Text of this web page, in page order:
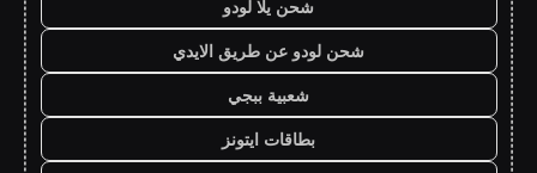
شحن يلا لودو
شحن لودو عن طريق الايدي
شعبية ببجي
بطاقات ايتونز